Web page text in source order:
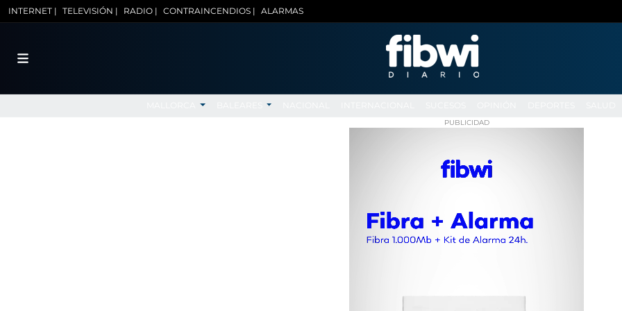
INTERNET | TELEVISIÓN | RADIO | CONTRAINCENDIOS | ALARMAS